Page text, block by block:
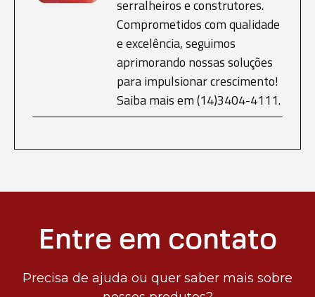
serralheiros e construtores.
Comprometidos com qualidade
e excelência, seguimos
aprimorando nossas soluções
para impulsionar crescimento!
Saiba mais em (14)3404-4111.
Entre em contato
Precisa de ajuda ou quer saber mais sobre